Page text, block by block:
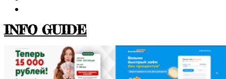
INFO GUIDE